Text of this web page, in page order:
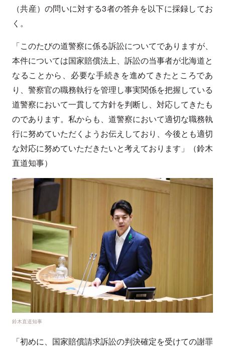
（共産）の問いに対する3者の答弁を以下に採録してお
く。
「このたびの道警察に係る訴訟についてでありますが、
本件については国家賠償法上、訴訟の当事者が北海道と
なることから、必要な手続きを進めてきたところであ
り、警察官の職務執行を管理し事実関係を把握している
道警察において一貫して方針を判断し、対応してきたも
のであります。私からも、道警察において適切な職務執
行に努めていただくようお伝えしており、今後とも適切
な対応に努めていただきたいと考えております」（鈴木
直道知事）
鈴木直道知事
「初めに、国家賠償請求訴訟の判決確定を受けての謝罪